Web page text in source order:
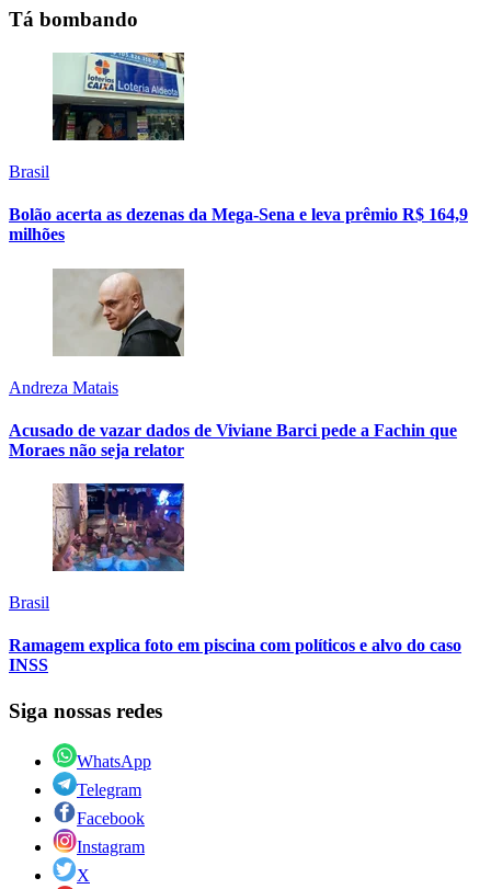
Tá bombando
Brasil
Bolão acerta as dezenas da Mega-Sena e leva prêmio R$ 164,9
milhões
Andreza Matais
Acusado de vazar dados de Viviane Barci pede a Fachin que
Moraes não seja relator
Brasil
Ramagem explica foto em piscina com políticos e alvo do caso
INSS
Siga nossas redes
WhatsApp
Telegram
Facebook
Instagram
X